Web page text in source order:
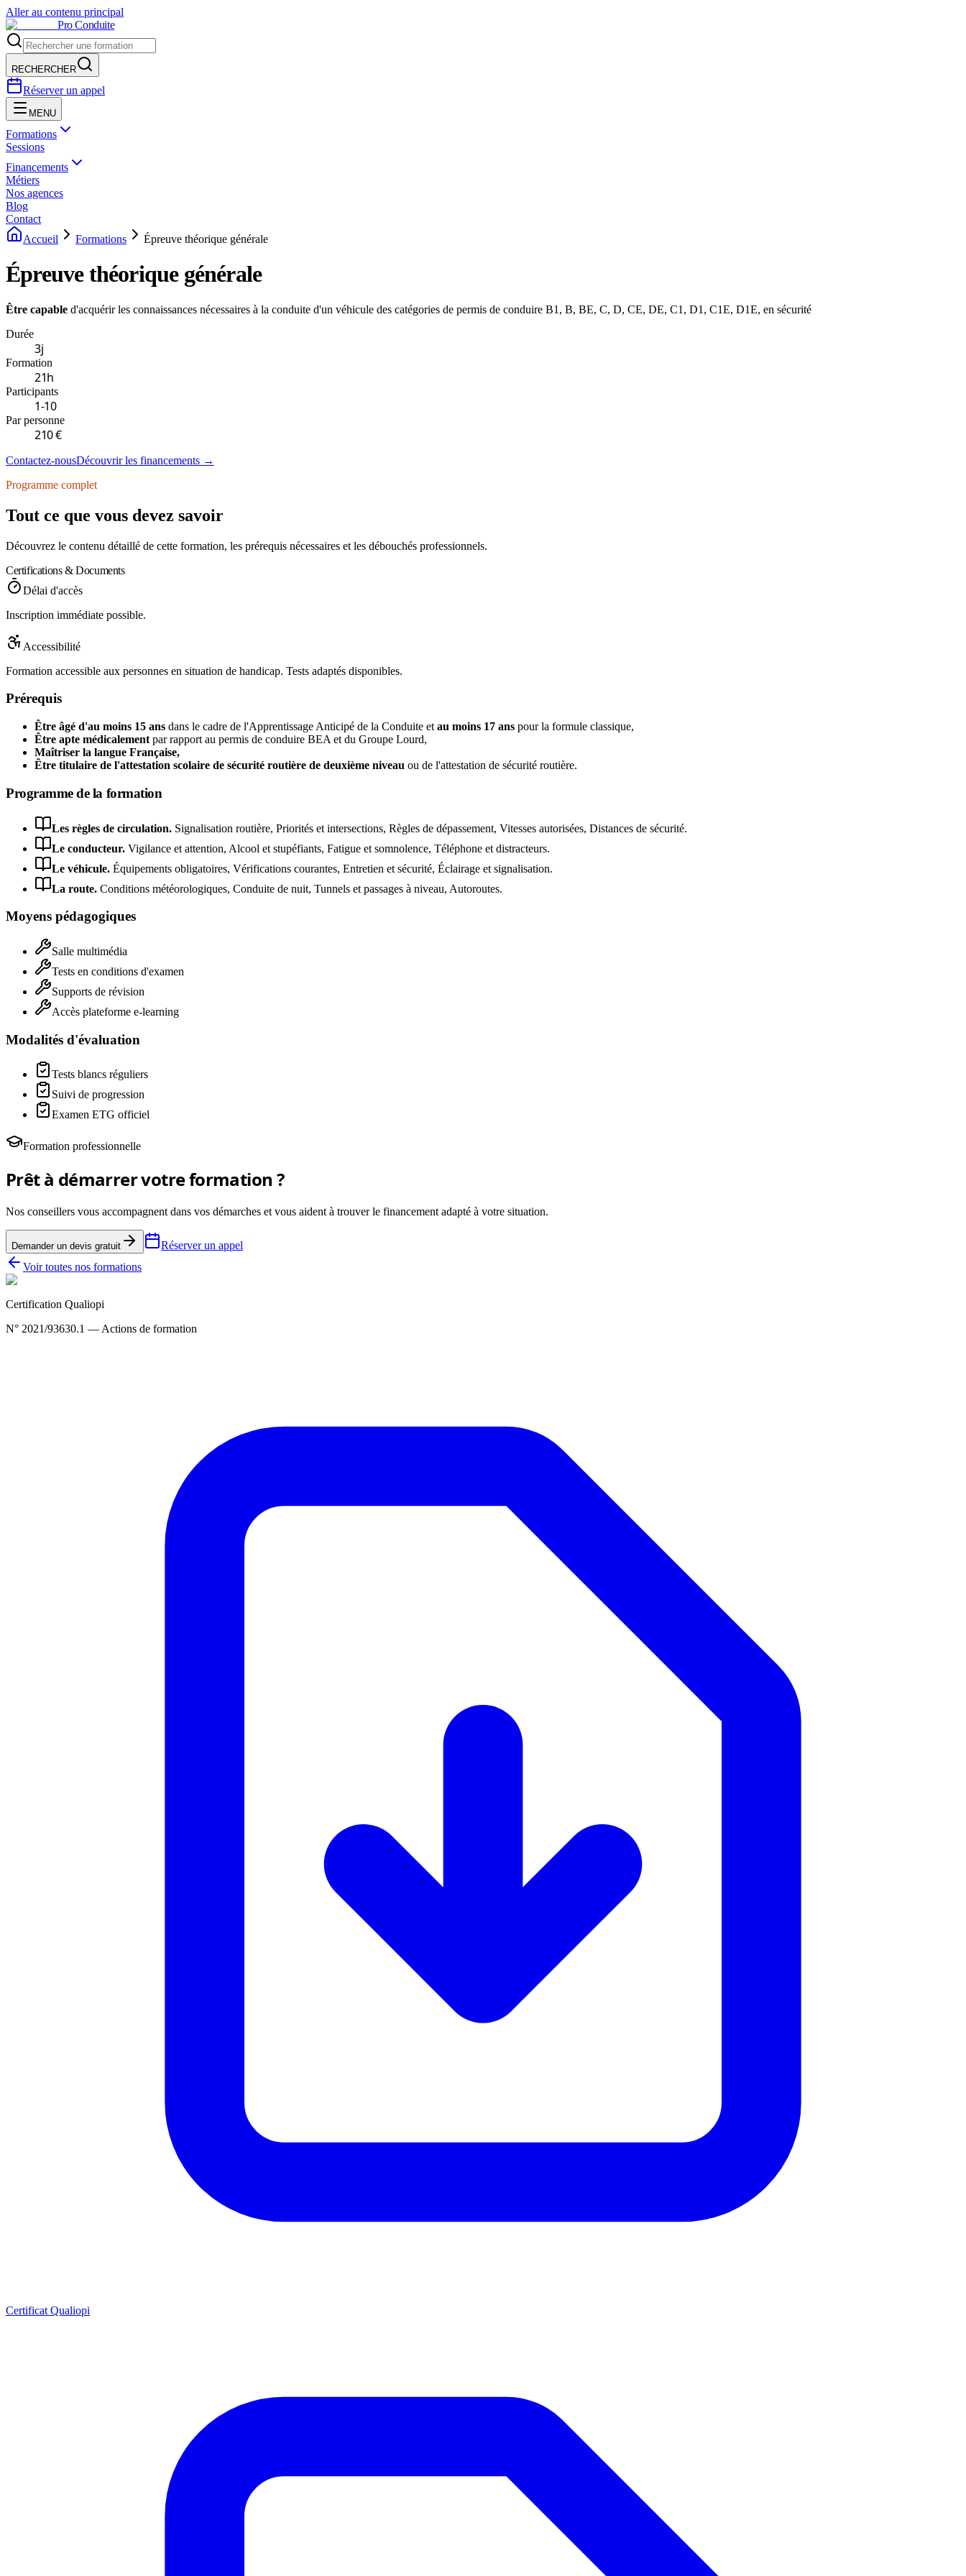
Aller au contenu principal
Pro Conduite
RECHERCHER
Réserver un appel
MENU
Formations
Sessions
Financements
Métiers
Nos agences
Blog
Contact
Accueil
Formations Épreuve théorique générale
Épreuve théorique générale
Être capable d'acquérir les connaissances nécessaires à la conduite d'un véhicule des catégories de permis de conduire B1, B, BE, C, D, CE, DE, C1, D1, C1E, D1E, en sécurité
Durée
3j
Formation
21h
Participants
1-10
Par personne
210 €
Contactez-nousDécouvrir les financements →
Programme complet
Tout ce que vous devez savoir
Découvrez le contenu détaillé de cette formation, les prérequis nécessaires et les débouchés professionnels.
Certifications & Documents
Délai d'accès
Inscription immédiate possible.
Accessibilité
Formation accessible aux personnes en situation de handicap. Tests adaptés disponibles.
Prérequis
Être âgé d'au moins 15 ans dans le cadre de l'Apprentissage Anticipé de la Conduite et au moins 17 ans pour la formule classique,
Être apte médicalement par rapport au permis de conduire BEA et du Groupe Lourd,
Maîtriser la langue Française,
Être titulaire de l'attestation scolaire de sécurité routière de deuxième niveau ou de l'attestation de sécurité routière.
Programme de la formation
Les règles de circulation. Signalisation routière, Priorités et intersections, Règles de dépassement, Vitesses autorisées, Distances de sécurité.
Le conducteur. Vigilance et attention, Alcool et stupéfiants, Fatigue et somnolence, Téléphone et distracteurs.
Le véhicule. Équipements obligatoires, Vérifications courantes, Entretien et sécurité, Éclairage et signalisation.
La route. Conditions météorologiques, Conduite de nuit, Tunnels et passages à niveau, Autoroutes.
Moyens pédagogiques
Salle multimédia
Tests en conditions d'examen
Supports de révision
Accès plateforme e-learning
Modalités d'évaluation
Tests blancs réguliers
Suivi de progression
Examen ETG officiel
Formation professionnelle
Prêt à démarrer votre formation ?
Nos conseillers vous accompagnent dans vos démarches et vous aident à trouver le financement adapté à votre situation.
Demander un devis gratuit
Réserver un appel
Voir toutes nos formations
Certification Qualiopi
N° 2021/93630.1 — Actions de formation
Certificat Qualiopi